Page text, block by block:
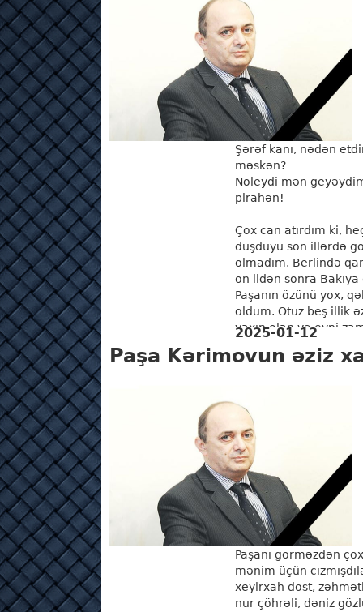
Şərəf kanı, nədən
məskən?
Noleydi mən
pirahən!
Çox can atırdım ki,
düşdüyü son illərdə
olmadım. Berlində
on ildən sonra
Paşanın özünü yox,
oldum. Otuz beş illik
yaxın olan və eyni
ƏTRAFLI
2025-01-12
Paşa Kərimovun əziz
Paşanı görməzdən
mənim üçün
xeyirxah dost,
nur çöhrəli, dəniz